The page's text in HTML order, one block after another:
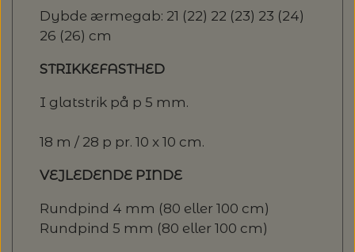
Dybde ærmegab: 21 (22) 22 (23) 23 (24)
26 (26) cm
STRIKKEFASTHED
I glatstrik på p 5 mm.
18 m / 28 p pr. 10 x 10 cm.
VEJLEDENDE PINDE
Rundpind 4 mm (80 eller 100 cm)
Rundpind 5 mm (80 eller 100 cm)